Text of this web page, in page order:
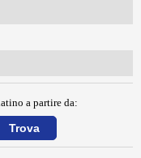
a partire da: